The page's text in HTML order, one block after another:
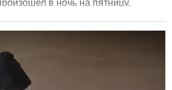
в ночь на пятницу.